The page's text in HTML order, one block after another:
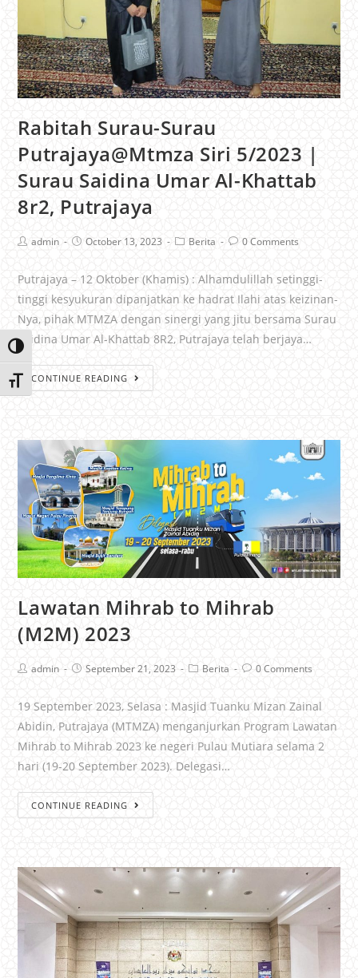
Toggle High Contrast
Toggle Font size
Rabitah Surau-Surau
Putrajaya@Mtmza Siri 5/2023 |
Surau Saidina Umar Al-Khattab
8r2, Putrajaya
admin October 13, 2023 Berita 0 Comments
Putrajaya – 12 Oktober (Khamis) : Alhamdulillah setinggi-
tinggi kesyukuran dipanjatkan ke hadrat Ilahi atas keizinan-
Nya, pihak MTMZA dengan sinergi yang jitu bersama Surau
Saidina Umar Al-Khattab 8R2, Putrajaya telah berjaya…
CONTINUE READING
Lawatan Mihrab to Mihrab
(M2M) 2023
admin September 21, 2023 Berita 0 Comments
19 September 2023, Selasa : Masjid Tuanku Mizan Zainal
Abidin, Putrajaya (MTMZA) menganjurkan Program Lawatan
Mihrab to Mihrab 2023 ke negeri Pulau Mutiara selama 2
hari (19-20 September 2023). Delegasi…
CONTINUE READING